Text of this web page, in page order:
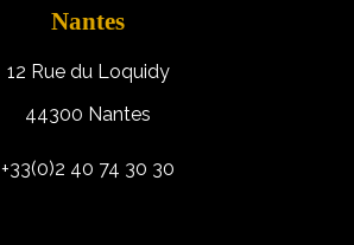
Nantes
12 Rue du Loquidy
44300 Nantes
+33(0)2 40 74 30 30